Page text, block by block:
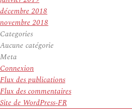
décembre 2018
novembre 2018
Categories
Aucune catégorie
Meta
Connexion
Flux des publications
Flux des commentaires
Site de WordPress-FR